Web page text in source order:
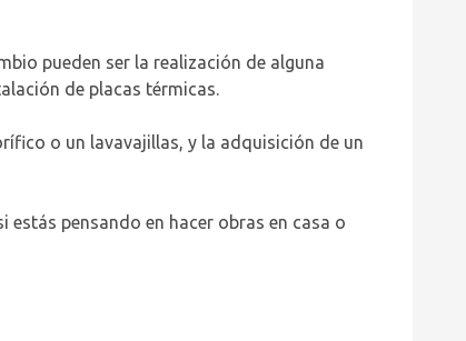
pueden ser la realización de alguna
de placas térmicas.
o un lavavajillas, y la adquisición de un
estás pensando en hacer obras en casa o